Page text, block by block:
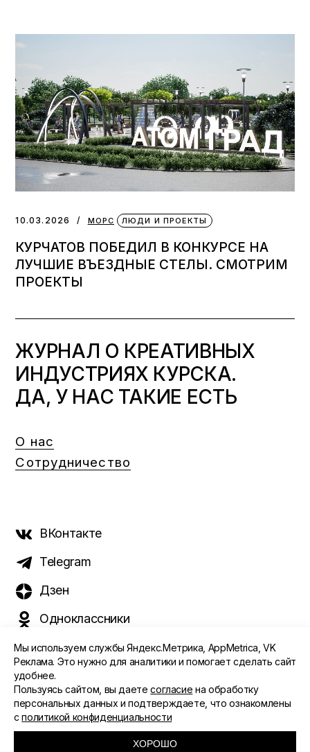
10.03.2026 МОРС ЛЮДИ И ПРОЕКТЫ
КУРЧАТОВ ПОБЕДИЛ В КОНКУРСЕ НА
ЛУЧШИЕ ВЪЕЗДНЫЕ СТЕЛЫ. СМОТРИМ
ПРОЕКТЫ
ЖУРНАЛ О КРЕАТИВНЫХ
ИНДУСТРИЯХ КУРСКА.
ДА, У НАС ТАКИЕ ЕСТЬ
О нас
Сотрудничество
ВКонтакте
Telegram
Дзен
Одноклассники
©️ 2015 - 2026 Интернет-журнал «Морс». Все права
защищены
ПОЛИТИКА ОБРАБОТКИ ПЕРСОНАЛЬНЫХ ДАННЫХ
СОГЛАСИЕ ПОЛЬЗОВАТЕЛЯ
Мы используем службы Яндекс.Метрика, AppMetrica, VK
Реклама. Это нужно для аналитики и помогает сделать сайт
удобнее.
Пользуясь сайтом, вы даетесогласие на обработку
персональных данных и подтверждаете, что ознакомлены
сполитикой конфиденциальности
ХОРОШО